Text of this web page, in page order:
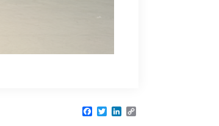
Facebook
TwitterLinkedIn